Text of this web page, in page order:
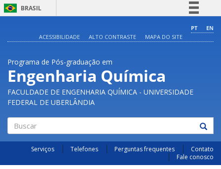
BRASIL
Comunica BR
Acesso à informação
Legislação
PT
EN
ACESSIBILIDADE
ALTO CONTRASTE MAPA DO SITE
Programa de Pós-graduação em
Engenharia Química
FACULDADE DE ENGENHARIA QUÍMICA - UNIVERSIDADE
FEDERAL DE UBERLÂNDIA
Buscar
Serviços Telefones Perguntas frequentes
Contato
Fale conosco